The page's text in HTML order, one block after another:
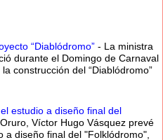
“Diablódromo” - La ministra
durante el Domingo de Carnaval
construcción del “Diablódromo”
estudio a diseño final del
Víctor Hugo Vásquez prevé
a diseño final del "Folklódromo",